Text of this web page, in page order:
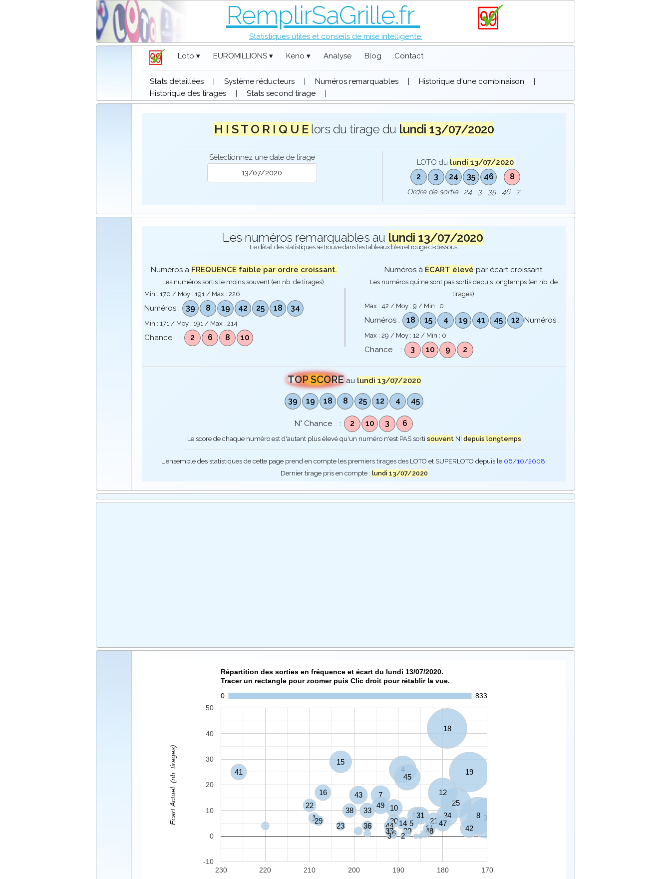
RemplirSaGrille.fr
Statistiques utiles et conseils de mise intelligente.
Loto ▾ EUROMILLIONS ▾ Keno ▾ Analyse Blog Contact
Stats détaillées | Système réducteurs | Numéros remarquables | Historique d'une combinaison
|
Historique des tirages
| Stats second tirage |
H I S T O R I Q U E lors du tirage du lundi 13/07/2020
Sélectionnez une date de tirage
LOTO du lundi 13/07/2020
2 3 24 35 46 8
Ordre de sortie : 24 3 35 46 2
Les numéros remarquables au lundi 13/07/2020.
Le détail des statistiques se trouve dans les tableaux bleu et rouge ci-dessous.
Numéros à FREQUENCE faible par ordre croissant.
Les numéros sortis le moins souvent (en nb. de tirages).
Min : 170 / Moy : 191 / Max :226
Numéros : 39 8 19 42 25 18 34
Min : 171 / Moy : 191 / Max :214
Chance : 2 6 8 10
Numéros à ECART élevé par écart croissant.
Les numéros qui ne sont pas sortis depuis longtemps (en nb. de
tirages).
Max : 42 / Moy : 9 / Min : 0
Numéros : 18 15 4 19 41 45 12 Numéros :
Max : 29 / Moy : 12 / Min : 0
Chance : 3 10 9 2
TOP SCORE au lundi 13/07/2020
39 19 18 8 25 12 4 45
N° Chance : 2 10 3 6
Le score de chaque numéro est d'autant plus élevé qu'un numéro n'est PAS sorti souventNI depuis longtemps
L'ensemble des statistiques de cette page prend en compte les premiers tirages des LOTO et SUPERLOTO depuis le 06/10/2008.
Dernier tirage pris en compte : lundi 13/07/2020
Répartition des sorties en fréquence et écart du lundi 13/07/2020.
Tracer un rectangle pour zoomer puis Clic droit pour rétablir la vue.
0
833
18
19
39
8
25
12
4
45
15
34
7
42
43
10
1731
49
16
21
41
47
33
38
5
20
22
11
14
1
44
27
29
36
48
9
23
30
376 2
3
230 220 210 200 190 180 170
-10
0
10
20
30
40
50
Ecart Actuel. (nb. tirages)